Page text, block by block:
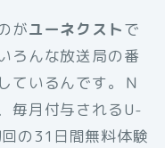
がユーネクストで
ろんな放送局の番
ているんです。Ｎ
毎月付与されるU-
の31日間無料体験